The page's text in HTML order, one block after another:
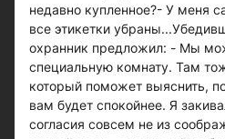
недавно купленное?- У меня
все этикетки
охранник предложил: - Мы
специальную комнату. Там
который поможет выяснить,
вам будет спокойнее. Я
согласия совсем не из